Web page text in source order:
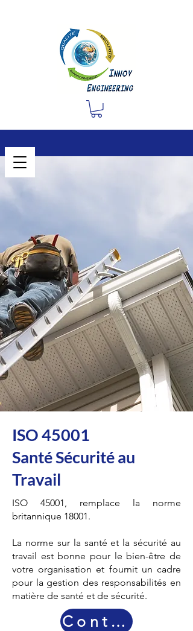
ISO 45001
Santé Sécurité au
Travail
ISO 45001, remplace la norme
britannique 18001.
La norme sur la santé et la sécurité au
travail est bonne pour le bien-être de
votre organisation et fournit un cadre
pour la gestion des responsabilités en
matière de santé et de sécurité.
Contactez-nous